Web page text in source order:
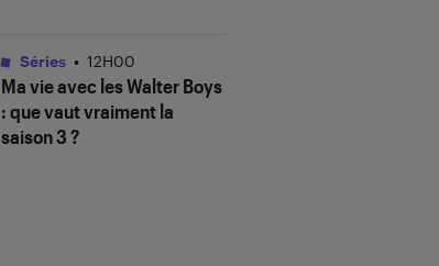
Ma vie avec les Walter Boys
: que vaut vraiment la
saison 3 ?
Séries • 12H00